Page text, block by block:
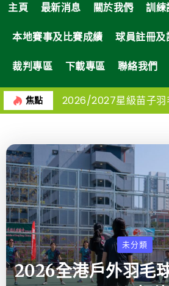
主頁 最新消息 關於我們 訓練
本地賽事及比賽成績 球員註冊及
裁判專區 下載專區 聯絡我們
焦點
未分類
2026全港戶外羽毛